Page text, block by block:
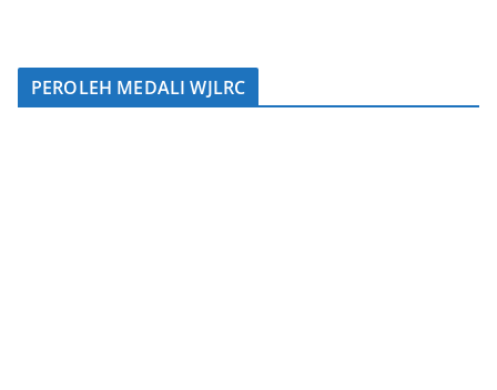
PEROLEH MEDALI WJLRC